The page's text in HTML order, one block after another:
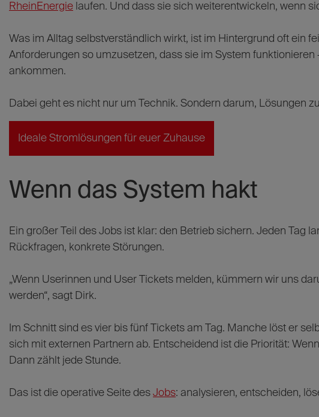
RheinEnergie laufen. Und dass sie sich weiterentwickeln, wenn
Was im Alltag selbstverständlich wirkt, ist im Hintergrund oft ein
Anforderungen so umzusetzen, dass sie im System
ankommen.
Dabei geht es nicht nur um Technik. Sondern darum, Lösungen
Ideale Stromlösungen für euer Zuhause
Wenn das System hakt
Ein großer Teil des Jobs ist klar: den Betrieb sichern. Jeden Tag
Rückfragen, konkrete Störungen.
„Wenn Userinnen und User Tickets melden, kümmern wir uns
werden“, sagt Dirk.
Im Schnitt sind es vier bis fünf Tickets am Tag. Manche löst er
sich mit externen Partnern ab. Entscheidend ist die Priorität:
Dann zählt jede Stunde.
Das ist die operative Seite des Jobs: analysieren, entscheiden,